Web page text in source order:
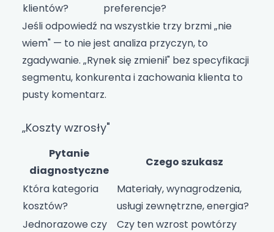
klientów?
preferencje?
Jeśli odpowiedź na wszystkie trzy brzmi „nie
wiem" — to nie jest analiza przyczyn, to
zgadywanie. „Rynek się zmienił" bez specyfikacji
segmentu, konkurenta i zachowania klienta to
pusty komentarz.
„Koszty wzrosły"
Pytanie
diagnostyczne
Czego szukasz
Która kategoria
kosztów?
Materiały, wynagrodzenia,
usługi zewnętrzne, energia?
Jednorazowe czy
Czy ten wzrost powtórzy